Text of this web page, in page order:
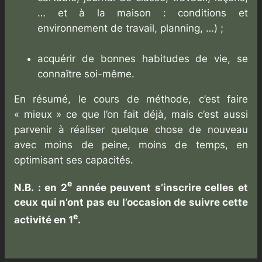
… et à la maison : conditions et
environnement de travail, planning, …) ;
acquérir de bonnes habitudes de vie, se
connaître soi-même.
En résumé, le cours de méthode, c’est faire
« mieux » ce que l’on fait déjà, mais c’est aussi
parvenir à réaliser quelque chose de nouveau
avec moins de peine, moins de temps, en
optimisant ses capacités.
N.B. : en 2eannée peuvent s’inscrire celles et
ceux qui n’ont pas eu l’occasion de suivre cette
activité en 1e.